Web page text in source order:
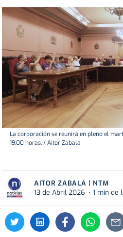
La corporación se reunirá en pleno el
19.00 horas. / Aitor Zabala
AITOR ZABALA | NTM
13 de Abril 2026
1 min de